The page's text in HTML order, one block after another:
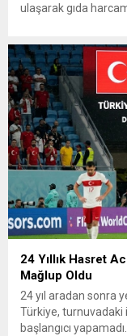
ulaşarak gıda
24 Yıllık Hasret
Mağlup Oldu
24 yıl aradan sonra
Türkiye, turnuvadaki
başlangıcı